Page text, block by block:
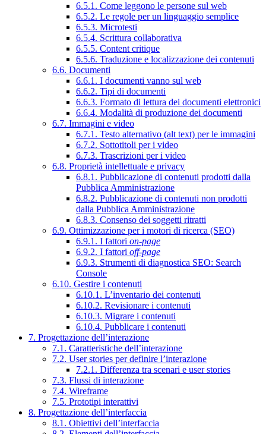
6.5.1. Come leggono le persone sul web
6.5.2. Le regole per un linguaggio semplice
6.5.3. Microtesti
6.5.4. Scrittura collaborativa
6.5.5. Content critique
6.5.6. Traduzione e localizzazione dei contenuti
6.6. Documenti
6.6.1. I documenti vanno sul web
6.6.2. Tipi di documenti
6.6.3. Formato di lettura dei documenti elettronici
6.6.4. Modalità di produzione dei documenti
6.7. Immagini e video
6.7.1. Testo alternativo (alt text) per le immagini
6.7.2. Sottotitoli per i video
6.7.3. Trascrizioni per i video
6.8. Proprietà intellettuale e privacy
6.8.1. Pubblicazione di contenuti prodotti dalla
Pubblica Amministrazione
6.8.2. Pubblicazione di contenuti non prodotti
dalla Pubblica Amministrazione
6.8.3. Consenso dei soggetti ritratti
6.9. Ottimizzazione per i motori di ricerca (SEO)
6.9.1. I fattori on-page
6.9.2. I fattori off-page
6.9.3. Strumenti di diagnostica SEO: Search
Console
6.10. Gestire i contenuti
6.10.1. L’inventario dei contenuti
6.10.2. Revisionare i contenuti
6.10.3. Migrare i contenuti
6.10.4. Pubblicare i contenuti
7. Progettazione dell’interazione
7.1. Caratteristiche dell’interazione
7.2. User stories per definire l’interazione
7.2.1. Differenza tra scenari e user stories
7.3. Flussi di interazione
7.4. Wireframe
7.5. Prototipi interattivi
8. Progettazione dell’interfaccia
8.1. Obiettivi dell’interfaccia